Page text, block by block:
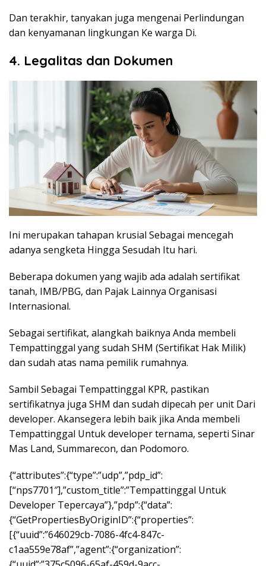
Dan terakhir, tanyakan juga mengenai Perlindungan
dan kenyamanan lingkungan Ke warga Di.
4. Legalitas dan Dokumen
Ini merupakan tahapan krusial Sebagai mencegah
adanya sengketa Hingga Sesudah Itu hari.
Beberapa dokumen yang wajib ada adalah sertifikat
tanah, IMB/PBG, dan Pajak Lainnya Organisasi
Internasional.
Sebagai sertifikat, alangkah baiknya Anda membeli
Tempattinggal yang sudah SHM (Sertifikat Hak Milik)
dan sudah atas nama pemilik rumahnya.
Sambil Sebagai Tempattinggal KPR, pastikan
sertifikatnya juga SHM dan sudah dipecah per unit Dari
developer. Akansegera lebih baik jika Anda membeli
Tempattinggal Untuk developer ternama, seperti Sinar
Mas Land, Summarecon, dan Podomoro.
{“attributes”:{“type”:”udp”,”pdp_id”:
[“nps7701″],”custom_title”:”Tempattinggal Untuk
Developer Tepercaya”},”pdp”:{“data”:
{“GetPropertiesByOriginID”:{“properties”:
[{“uuid”:”646029cb-7086-4fc4-847c-
c1aa559e78af”,”agent”:{“organization”: